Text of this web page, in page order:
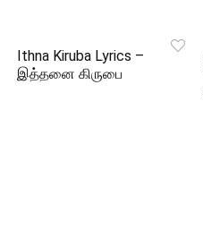
Ithna Kiruba Lyrics –
இத்தனை கிருபை